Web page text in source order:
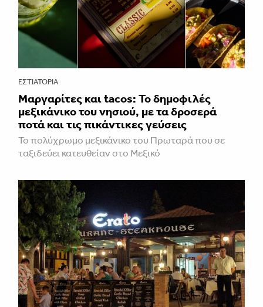
ΕΣΤΙΑΤΌΡΙΑ
Μαργαρίτες και tacos: Το δημοφιλές
μεξικάνικο του νησιού, με τα δροσερά
ποτά και τις πικάντικες γεύσεις
Το πολύχρωμο μεξικάνικο του Πρωταρά που σε
ταξιδεύει κατευθείαν στο Μεξικό